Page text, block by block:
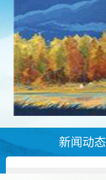
新闻动态